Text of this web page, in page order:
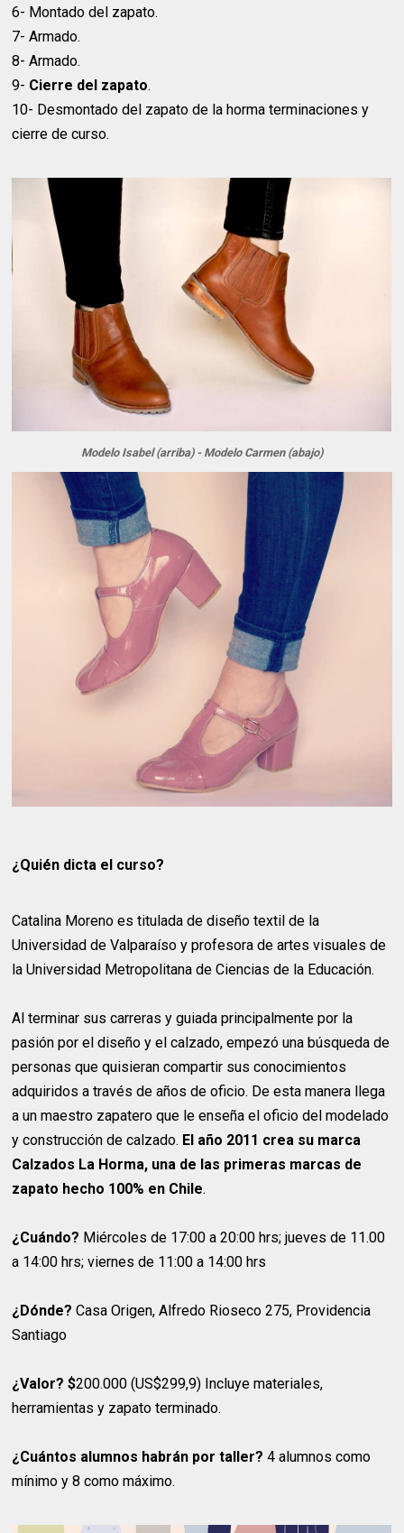
6- Montado del zapato.
7- Armado.
8- Armado.
9- Cierre del zapato.
10- Desmontado del zapato de la horma terminaciones y
cierre de curso.
Modelo Isabel (arriba) - Modelo Carmen (abajo)
¿Quién dicta el curso?
Catalina Moreno es titulada de diseño textil de la
Universidad de Valparaíso y profesora de artes visuales de
la Universidad Metropolitana de Ciencias de la Educación.
Al terminar sus carreras y guiada principalmente por la
pasión por el diseño y el calzado, empezó una búsqueda de
personas que quisieran compartir sus conocimientos
adquiridos a través de años de oficio. De esta manera llega
a un maestro zapatero que le enseña el oficio del modelado
y construcción de calzado. El año 2011 crea su marca
Calzados La Horma, una de las primeras marcas de
zapato hecho 100% en Chile.
¿Cuándo? Miércoles de 17:00 a 20:00 hrs; jueves de 11.00
a 14:00 hrs; viernes de 11:00 a 14:00 hrs
¿Dónde?Casa Origen, Alfredo Rioseco 275, Providencia
Santiago
¿Valor? $200.000 (US$299,9) Incluye materiales,
herramientas y zapato terminado.
¿Cuántos alumnos habrán por taller?4 alumnos como
mínimo y 8 como máximo.